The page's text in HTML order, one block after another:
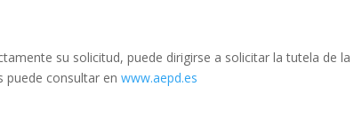
su solicitud, puede dirigirse a solicitar la tutela de la
puede consultar enwww.aepd.es